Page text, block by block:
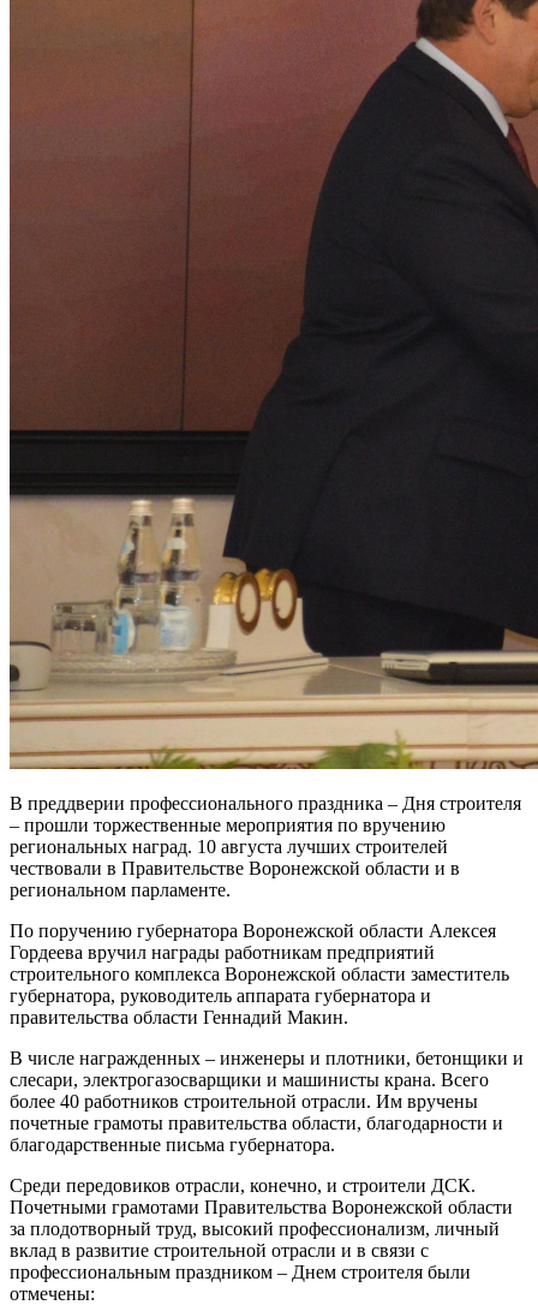
В преддверии профессионального праздника – Дня строителя
– прошли торжественные мероприятия по вручению
региональных наград. 10 августа лучших строителей
чествовали в Правительстве Воронежской области и в
региональном парламенте.
По поручению губернатора Воронежской области Алексея
Гордеева вручил награды работникам предприятий
строительного комплекса Воронежской области заместитель
губернатора, руководитель аппарата губернатора и
правительства области Геннадий Макин.
В числе награжденных – инженеры и плотники, бетонщики и
слесари, электрогазосварщики и машинисты крана. Всего
более 40 работников строительной отрасли. Им вручены
почетные грамоты правительства области, благодарности и
благодарственные письма губернатора.
Среди передовиков отрасли, конечно, и строители ДСК.
Почетными грамотами Правительства Воронежской области
за плодотворный труд, высокий профессионализм, личный
вклад в развитие строительной отрасли и в связи с
профессиональным праздником – Днем строителя были
отмечены: